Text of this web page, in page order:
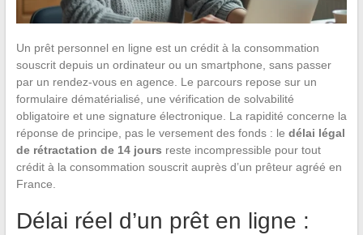
Un prêt personnel en ligne est un crédit à la consommation
souscrit depuis un ordinateur ou un smartphone, sans passer
par un rendez-vous en agence. Le parcours repose sur un
formulaire dématérialisé, une vérification de solvabilité
obligatoire et une signature électronique. La rapidité concerne la
réponse de principe, pas le versement des fonds : le délai légal
de rétractation de 14 jours reste incompressible pour tout
crédit à la consommation souscrit auprès d’un prêteur agréé en
France.
Délai réel d’un prêt en ligne :